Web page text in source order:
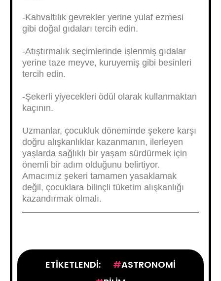
-Kahvaltılık gevrekler yerine yulaf ezmesi
gibi doğal gıdaları tercih edin.
-Atıştırmalık seçimlerinde işlenmiş gıdalar
yerine taze meyve, kuruyemiş gibi besinleri
tercih edin.
-Şekerli yiyecekleri ödül olarak kullanmaktan
kaçının.
Uzmanlar, çocukluk döneminde şekere karşı
doğru alışkanlıklar kazanmanın, ilerleyen
yaşlarda sağlıklı bir yaşam sürdürmek için
önemli bir adım olduğunu belirtiyor.
Amacımız şekeri tamamen yasaklamak
değil, çocuklara bilinçli tüketim alışkanlığı
kazandırmak olmalı.
ETIKETLENDI:
ASTRONOMI